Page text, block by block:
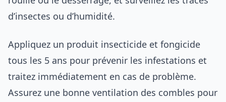
d’insectes ou d’humidité.
Appliquez un produit insecticide et fongicide
tous les 5 ans pour prévenir les infestations et
traitez immédiatement en cas de problème.
Assurez une bonne ventilation des combles pour